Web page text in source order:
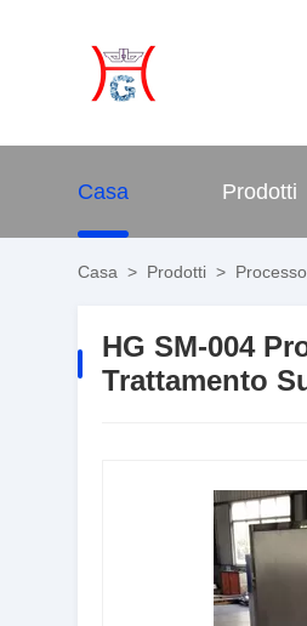
Casa Prodotti
Casa > Prodotti >
HG SM-004
Trattamento